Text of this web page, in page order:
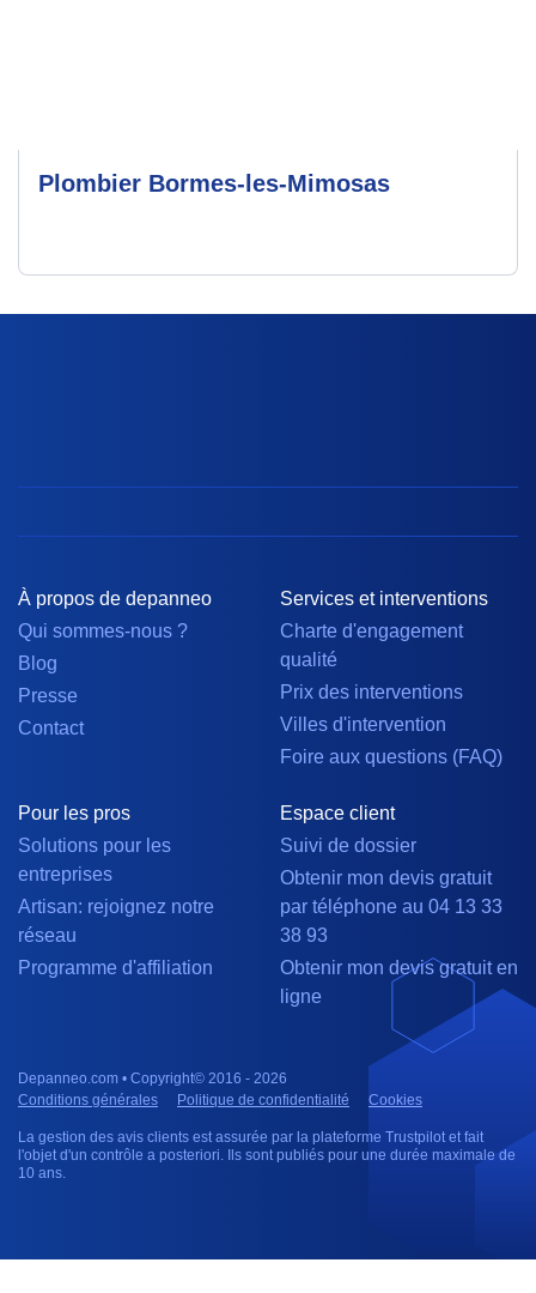
Plombier Bormes-les-Mimosas
À propos de depanneo
Qui sommes-nous ?
Blog
Presse
Contact
Services et interventions
Charte d'engagement
qualité
Prix des interventions
Villes d'intervention
Foire aux questions (FAQ)
Pour les pros
Solutions pour les
entreprises
Artisan: rejoignez notre
réseau
Programme d'affiliation
Espace client
Suivi de dossier
Obtenir mon devis gratuit
par téléphone au 04 13 33
38 93
Obtenir mon devis gratuit en
ligne
Depanneo.com • Copyright© 2016 - 2026
Conditions générales
Politique de confidentialité Cookies
La gestion des avis clients est assurée par la plateforme Trustpilot et fait
l'objet d'un contrôle a posteriori. Ils sont publiés pour une durée maximale de
10 ans.